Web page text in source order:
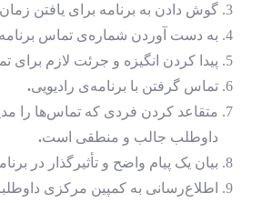
گوش دادن به برنامه برای یافتن
به دست آوردن شماره‌ی تماس برنامه
پیدا کردن انگیزه و جرئت لازم برای
تماس گرفتن با برنامه‌ی رادیویی.
متقاعد کردن فردی که تماس‌ها را
داوطلب جالب و منطقی است.
بیان یک پیام واضح و تأثیرگذار در
اطلاع‌رسانی به کمپین مرکزی